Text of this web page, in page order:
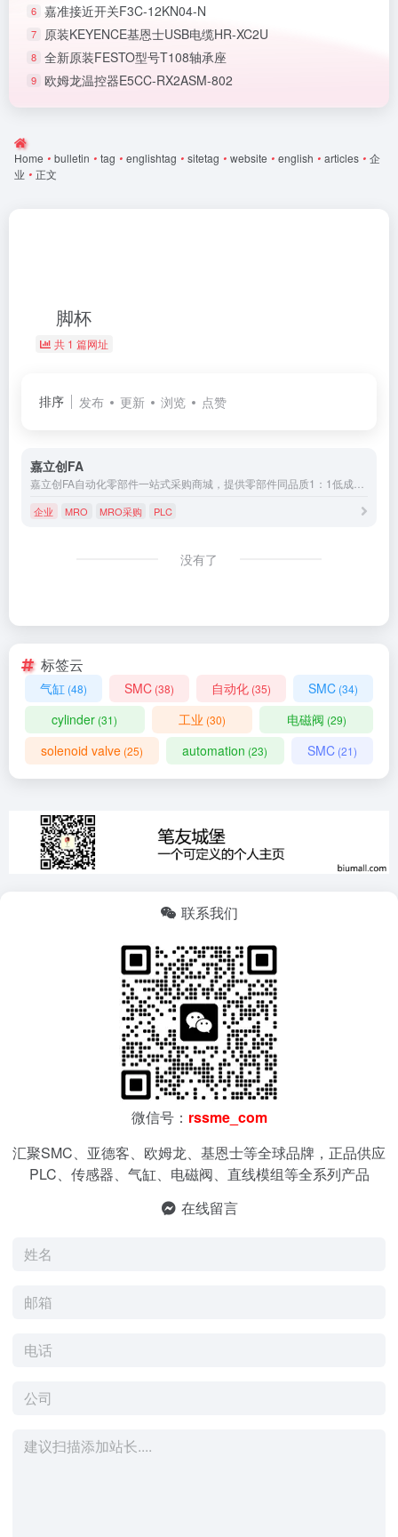
6 嘉准接近开关F3C-12KN04-N
7 原装KEYENCE基恩士USB电缆HR-XC2U
8 全新原装FESTO型号T108轴承座
9 欧姆龙温控器E5CC-RX2ASM-802
Home • bulletin • tag • englishtag • sitetag • website • english • articles • 企
业 • 正文
脚杯
共 1 篇网址
排序 发布 更新 浏览 点赞
嘉立创FA
企业 MRO MRO采购 PLC
没有了
标签云
气缸 (48) SMC (38) 自动化 (35) SMC (34)
cylinder (31) 工业 (30) 电磁阀 (29)
solenoid valve (25) automation (23) SMC(21)
联系我们
微信号： rssme_com
汇聚SMC、亚德客、欧姆龙、基恩士等全球品牌，正品供应
PLC、传感器、气缸、电磁阀、直线模组等全系列产品
在线留言